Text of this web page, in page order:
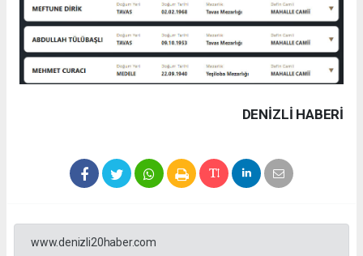
DENIZLI HABERİ
www.denizli20haber.com